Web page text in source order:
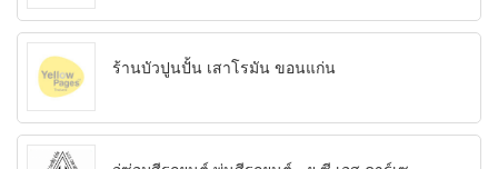
ร้านบัวปูนปั้น เสาโรมัน ขอนแก่น